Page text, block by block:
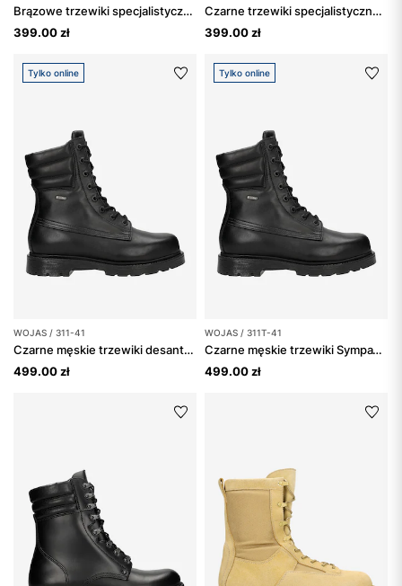
Brązowe trzewiki specjalistyczne nad kostkę
399.00 zł
Czarne trzewiki specjalistyczne ponad kostkę ze skóry licowej
399.00 zł
Tylko online
WOJAS / 311-41
Czarne męskie trzewiki desantowe SYMPATEX
499.00 zł
Tylko online
WOJAS / 311T-41
Czarne męskie trzewiki SympaTex
499.00 zł